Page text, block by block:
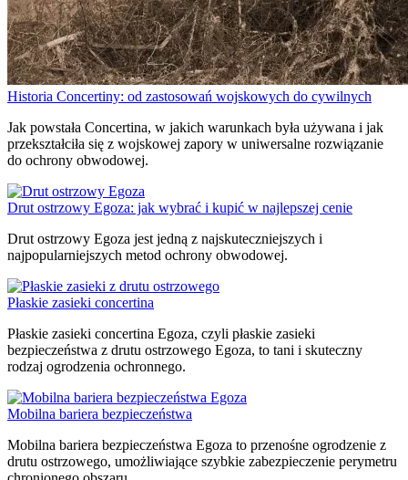
Historia Concertiny: od zastosowań wojskowych do cywilnych
Jak powstała Concertina, w jakich warunkach była używana i jak
przekształciła się z wojskowej zapory w uniwersalne rozwiązanie
do ochrony obwodowej.
Drut ostrzowy Egoza: jak wybrać i kupić w najlepszej cenie
Drut ostrzowy Egoza jest jedną z najskuteczniejszych i
najpopularniejszych metod ochrony obwodowej.
Płaskie zasieki concertina
Płaskie zasieki concertina Egoza, czyli płaskie zasieki
bezpieczeństwa z drutu ostrzowego Egoza, to tani i skuteczny
rodzaj ogrodzenia ochronnego.
Mobilna bariera bezpieczeństwa
Mobilna bariera bezpieczeństwa Egoza to przenośne ogrodzenie z
drutu ostrzowego, umożliwiające szybkie zabezpieczenie perymetru